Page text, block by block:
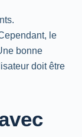
le
bonne
doit être